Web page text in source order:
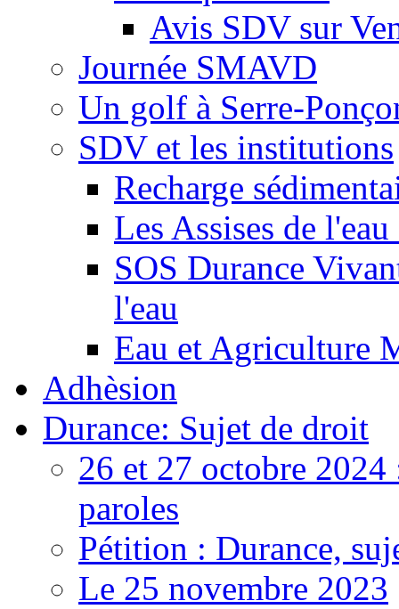
Avis SDV sur
Journée SMAVD
Un golf à Serre-
SDV et les institutions
Recharge
Les Assises de
SOS Durance
l'eau
Eau et Agriculture
Adhèsion
Durance: Sujet de droit
26 et 27 octobre 2024
paroles
Pétition : Durance,
Le 25 novembre 2023